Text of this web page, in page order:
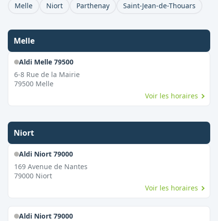
Melle Niort Parthenay Saint-Jean-de-Thouars
Melle
Aldi Melle 79500
6-8 Rue de la Mairie
79500 Melle
Voir les horaires
Niort
Aldi Niort 79000
169 Avenue de Nantes
79000 Niort
Voir les horaires
Aldi Niort 79000